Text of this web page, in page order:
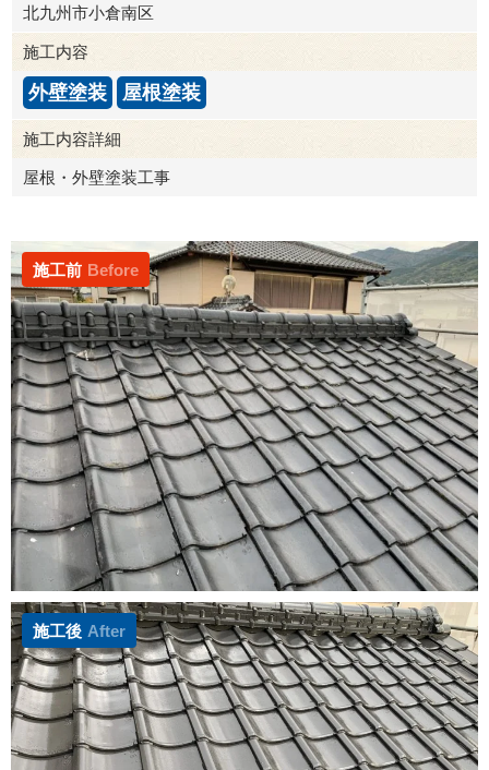
北九州市小倉南区
施工内容
外壁塗装 屋根塗装
施工内容詳細
屋根・外壁塗装工事
施工前 Before
施工後 After